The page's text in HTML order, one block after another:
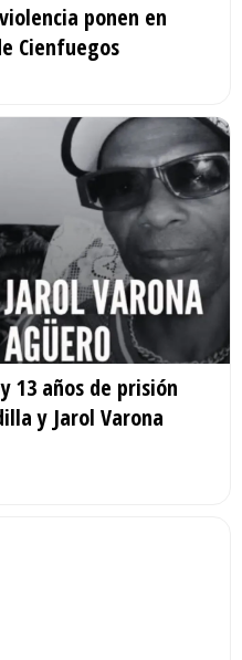
ponen en
Cienfuegos
13 años de prisión
y Jarol Varona